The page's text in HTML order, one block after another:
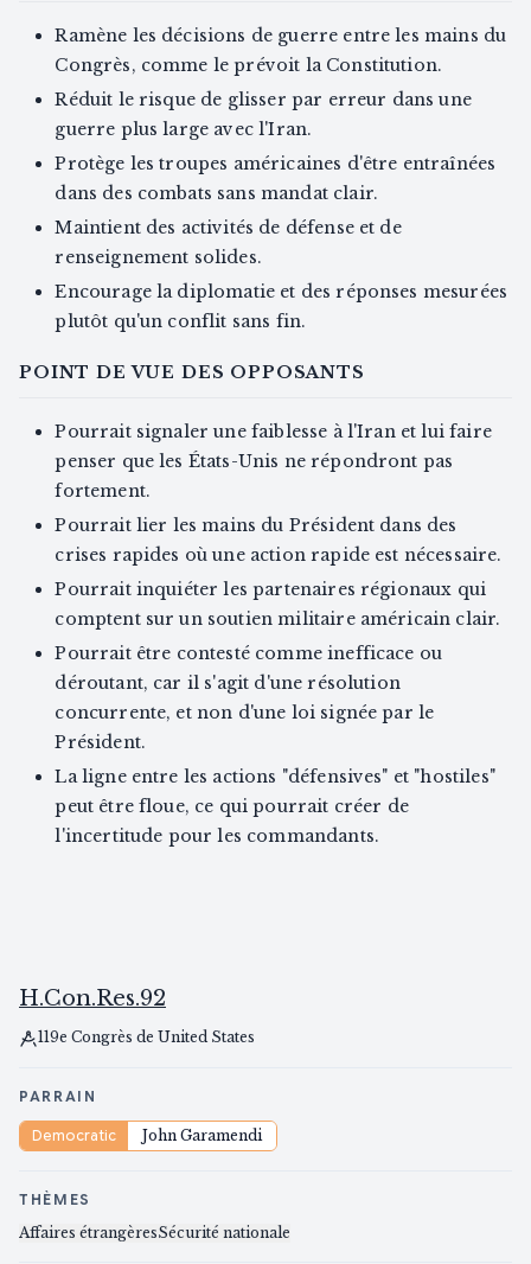
Ramène les décisions de guerre entre les mains du
Congrès, comme le prévoit la Constitution.
Réduit le risque de glisser par erreur dans une
guerre plus large avec l'Iran.
Protège les troupes américaines d'être entraînées
dans des combats sans mandat clair.
Maintient des activités de défense et de
renseignement solides.
Encourage la diplomatie et des réponses mesurées
plutôt qu'un conflit sans fin.
POINT DE VUE DES OPPOSANTS
Pourrait signaler une faiblesse à l'Iran et lui faire
penser que les États-Unis ne répondront pas
fortement.
Pourrait lier les mains du Président dans des
crises rapides où une action rapide est nécessaire.
Pourrait inquiéter les partenaires régionaux qui
comptent sur un soutien militaire américain clair.
Pourrait être contesté comme inefficace ou
déroutant, car il s'agit d'une résolution
concurrente, et non d'une loi signée par le
Président.
La ligne entre les actions "défensives" et "hostiles"
peut être floue, ce qui pourrait créer de
l'incertitude pour les commandants.
H.Con.Res.92
119e Congrès de United States
PARRAIN
Democratic John Garamendi
THÈMES
Affaires étrangèresSécurité nationale